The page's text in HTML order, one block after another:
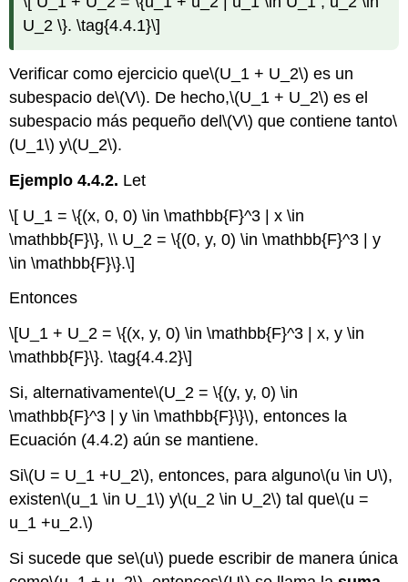
U_2 \}. \tag{4.4.1}\]
Verificar como ejercicio que\(U_1 + U_2\) es un
subespacio de\(V\). De hecho,\(U_1 + U_2\) es el
subespacio más pequeño del\(V\) que contiene tanto\
(U_1\) y\(U_2\).
Ejemplo 4.4.2. Let
\[ U_1 = \{(x, 0, 0) \in \mathbb{F}^3 | x \in
\mathbb{F}\}, \\ U_2 = \{(0, y, 0) \in \mathbb{F}^3 | y
\in \mathbb{F}\}.\]
Entonces
\[U_1 + U_2 = \{(x, y, 0) \in \mathbb{F}^3 | x, y \in
\mathbb{F}\}. \tag{4.4.2}\]
Si, alternativamente\(U_2 = \{(y, y, 0) \in
\mathbb{F}^3 | y \in \mathbb{F}\}\), entonces la
Ecuación (4.4.2) aún se mantiene.
Si\(U = U_1 +U_2\), entonces, para alguno\(u \in U\),
existen\(u_1 \in U_1\) y\(u_2 \in U_2\) tal que\(u =
u_1 +u_2.\)
Si sucede que se\(u\) puede escribir de manera única